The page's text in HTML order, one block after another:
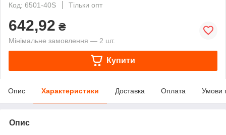
Код: 6501-40S
Тільки опт
642,92 ₴
Мінімальне замовлення — 2 шт.
Купити
Опис Характеристики Доставка Оплата Умови
Опис